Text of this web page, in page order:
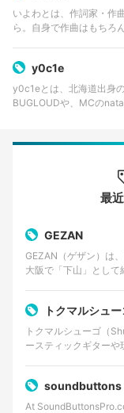
いよわとは、作詞家・作
ら。自身で作曲はもちろ
y0c1e
y0c1eとは、北海道出身の作
BUGLOUDや、MCの
最
GEZAN
GEZAN（ゲザン）は
大阪で「下山」とし
トクマルシュ
トクマルシューゴ（
ースティックギターや
soundbuttons
At